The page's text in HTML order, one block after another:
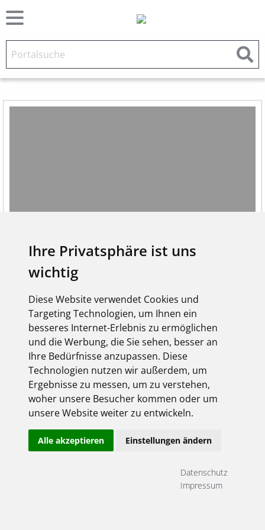
Ihre Privatsphäre ist uns
wichtig
Diese Website verwendet Cookies und
Targeting Technologien, um Ihnen ein
besseres Internet-Erlebnis zu ermöglichen
und die Werbung, die Sie sehen, besser an
Ihre Bedürfnisse anzupassen. Diese
Technologien nutzen wir außerdem, um
Ergebnisse zu messen, um zu verstehen,
woher unsere Besucher kommen oder um
unsere Website weiter zu entwickeln.
Alle akzeptieren Einstellungen ändern
Datenschutz
Impressum
Herzlich
Willkommen
bei Bublitz GmbH